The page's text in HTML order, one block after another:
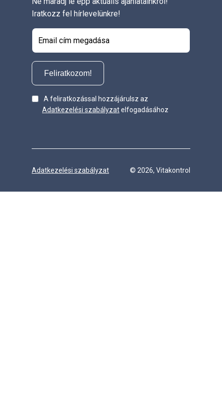
Iratkozz fel hírlevelünkre!
Feliratkozom!
A feliratkozással hozzájárulsz az
Adatkezelési szabályzatelfogadásához
Adatkezelési szabályzat © 2026, Vitakontrol